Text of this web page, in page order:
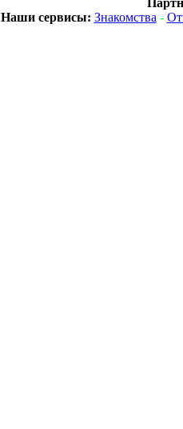
Наши сервисы: Знакомства -